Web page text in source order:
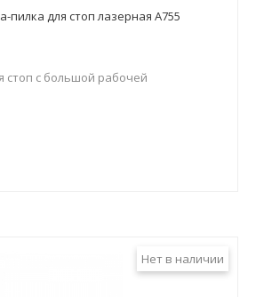
пилка для стоп лазерная A755
стоп с большой рабочей
Нет в наличии